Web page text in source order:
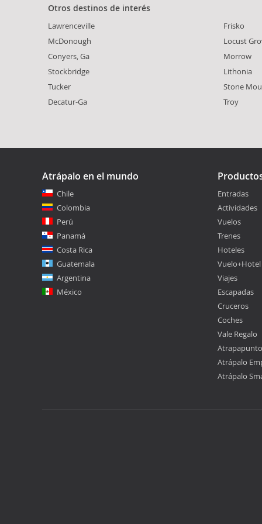
Otros destinos de interés
Lawrenceville
McDonough
Conyers, Ga
Stockbridge
Tucker
Decatur-Ga
Frisko
Locust
Morrow
Lithonia
Stone
Troy
Atrápalo en el mundo
Chile
Colombia
Perú
Panamá
Costa Rica
Guatemala
Argentina
México
Entradas
Actividades
Vuelos
Trenes
Hoteles
Vuelo+Hotel
Viajes
Escapadas
Cruceros
Coches
Vale Regalo
Atrápalo
Atrápalo